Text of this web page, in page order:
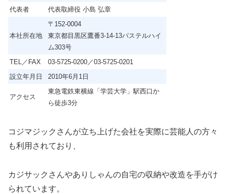
代表者
代表取締役 小島 弘章
本社所在地
〒152-0004
東京都目黒区鷹番3-14-13パステルハイ
ム303号
TEL／FAX
03-5725-0200／03-5725-0201
設立年月日
2010年6月1日
アクセス
東急電鉄東横線「学芸大学」駅西口か
ら徒歩3分
コジマジックさんが立ち上げた会社を実際に芸能人の方々
も利用されており、
カジサックさんやありしゃんの自宅の収納や改造を手がけ
られています。